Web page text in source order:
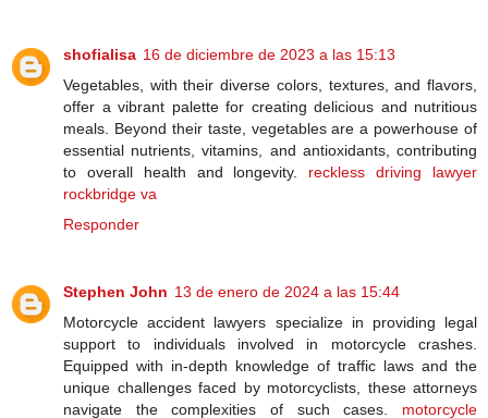
shofialisa 16 de diciembre de 2023 a las 15:13
Vegetables, with their diverse colors, textures, and flavors,
offer a vibrant palette for creating delicious and nutritious
meals. Beyond their taste, vegetables are a powerhouse of
essential nutrients, vitamins, and antioxidants, contributing
to overall health and longevity. reckless driving lawyer
rockbridge va
Responder
Stephen John 13 de enero de 2024 a las 15:44
Motorcycle accident lawyers specialize in providing legal
support to individuals involved in motorcycle crashes.
Equipped with in-depth knowledge of traffic laws and the
unique challenges faced by motorcyclists, these attorneys
navigate the complexities of such cases. motorcycle